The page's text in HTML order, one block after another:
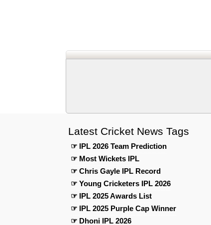
Latest Cricket News Tags
☞ IPL 2026 Team Prediction
☞ Most Wickets IPL
☞ Chris Gayle IPL Record
☞ Young Cricketers IPL 2026
☞ IPL 2025 Awards List
☞ IPL 2025 Purple Cap Winner
☞ Dhoni IPL 2026